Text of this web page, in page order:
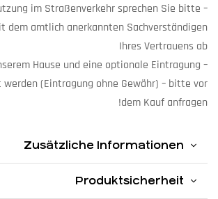
im Straßenverkehr sprechen Sie bitte
dem amtlich anerkannten Sachverständigen
Ihres Vertrauens ab
Hause und eine optionale Eintragung
werden (Eintragung ohne Gewähr) – bitte vor
dem Kauf anfragen!
Zusätzliche Informationen
Produktsicherheit